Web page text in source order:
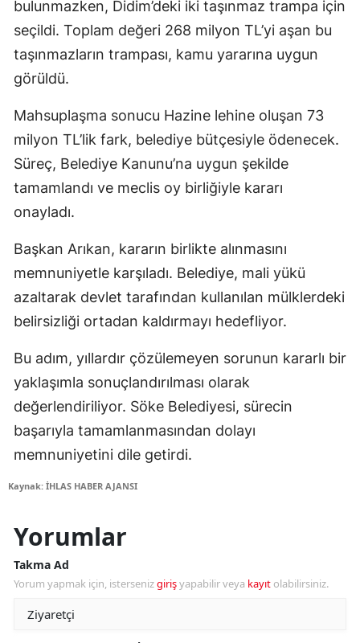
bulunmazken, Didim’deki iki taşınmaz trampa için
seçildi. Toplam değeri 268 milyon TL’yi aşan bu
taşınmazların trampası, kamu yararına uygun
görüldü.
Mahsuplaşma sonucu Hazine lehine oluşan 73
milyon TL’lik fark, belediye bütçesiyle ödenecek.
Süreç, Belediye Kanunu’na uygun şekilde
tamamlandı ve meclis oy birliğiyle kararı
onayladı.
Başkan Arıkan, kararın birlikte alınmasını
memnuniyetle karşıladı. Belediye, mali yükü
azaltarak devlet tarafından kullanılan mülklerdeki
belirsizliği ortadan kaldırmayı hedefliyor.
Bu adım, yıllardır çözülemeyen sorunun kararlı bir
yaklaşımla sonuçlandırılması olarak
değerlendiriliyor. Söke Belediyesi, sürecin
başarıyla tamamlanmasından dolayı
memnuniyetini dile getirdi.
Kaynak: İHLAS HABER AJANSI
Yorumlar
Takma Ad
Yorum yapmak için, istersenizgirişyapabilir veya kayıt olabilirsiniz.